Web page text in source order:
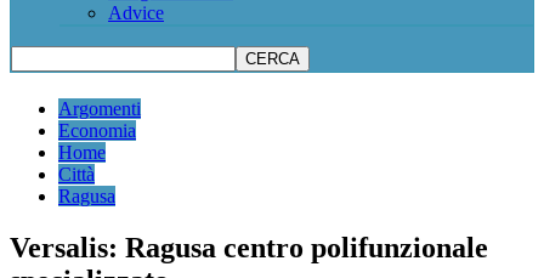
Advice
Argomenti
Economia
Home
Città
Ragusa
Versalis: Ragusa centro polifunzionale